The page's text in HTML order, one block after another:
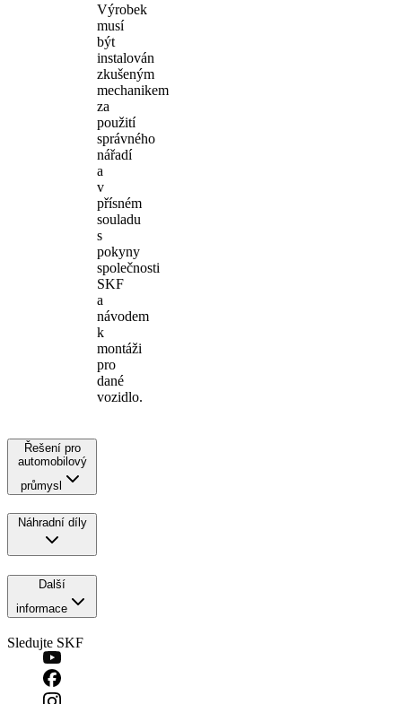
Výrobek
musí
být
instalován
zkušeným
mechanikem
za
použití
správného
nářadí
a
v
přísném
souladu
s
pokyny
společnosti
SKF
a
návodem
k
montáži
pro
dané
vozidlo.
Řešení pro
automobilový
průmysl
Náhradní díly
Další
informace
Sledujte SKF